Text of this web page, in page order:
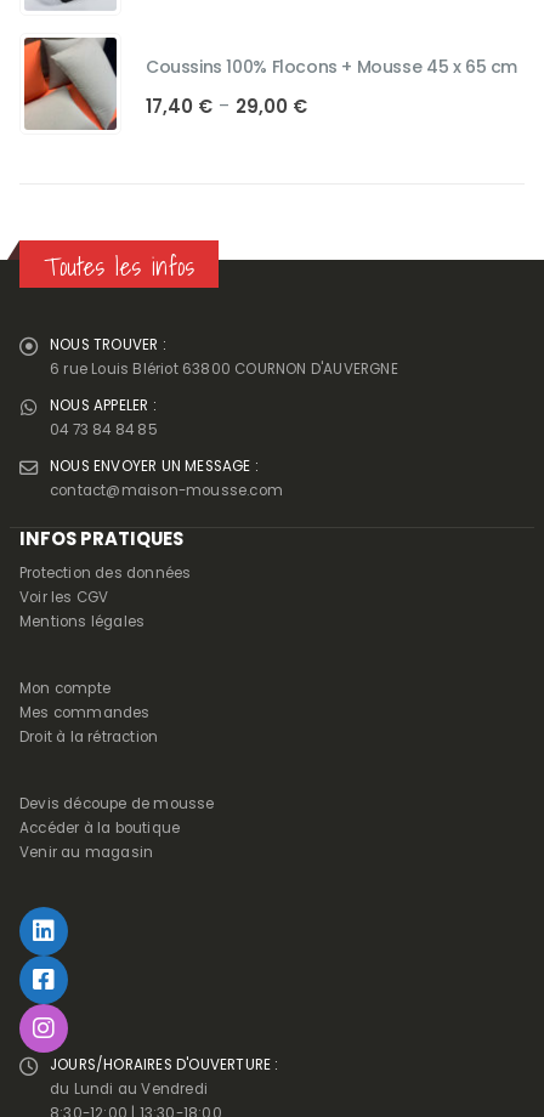
Coussins 100% Flocons + Mousse 45 x 65 cm
17,40 € – 29,00 €Plage
Toutes les infos
NOUS TROUVER :
6 rue Louis Blériot 63800 COURNON D'AUVERGNE
NOUS APPELER :
04 73 84 84 85
NOUS ENVOYER UN MESSAGE :
contact@maison-mousse.com
INFOS PRATIQUES
Protection des données
Voir les CGV
Mentions légales
Mon compte
Mes commandes
Droit à la rétraction
Devis découpe de mousse
Accéder à la boutique
Venir au magasin
JOURS/HORAIRES D'OUVERTURE :
du Lundi au Vendredi